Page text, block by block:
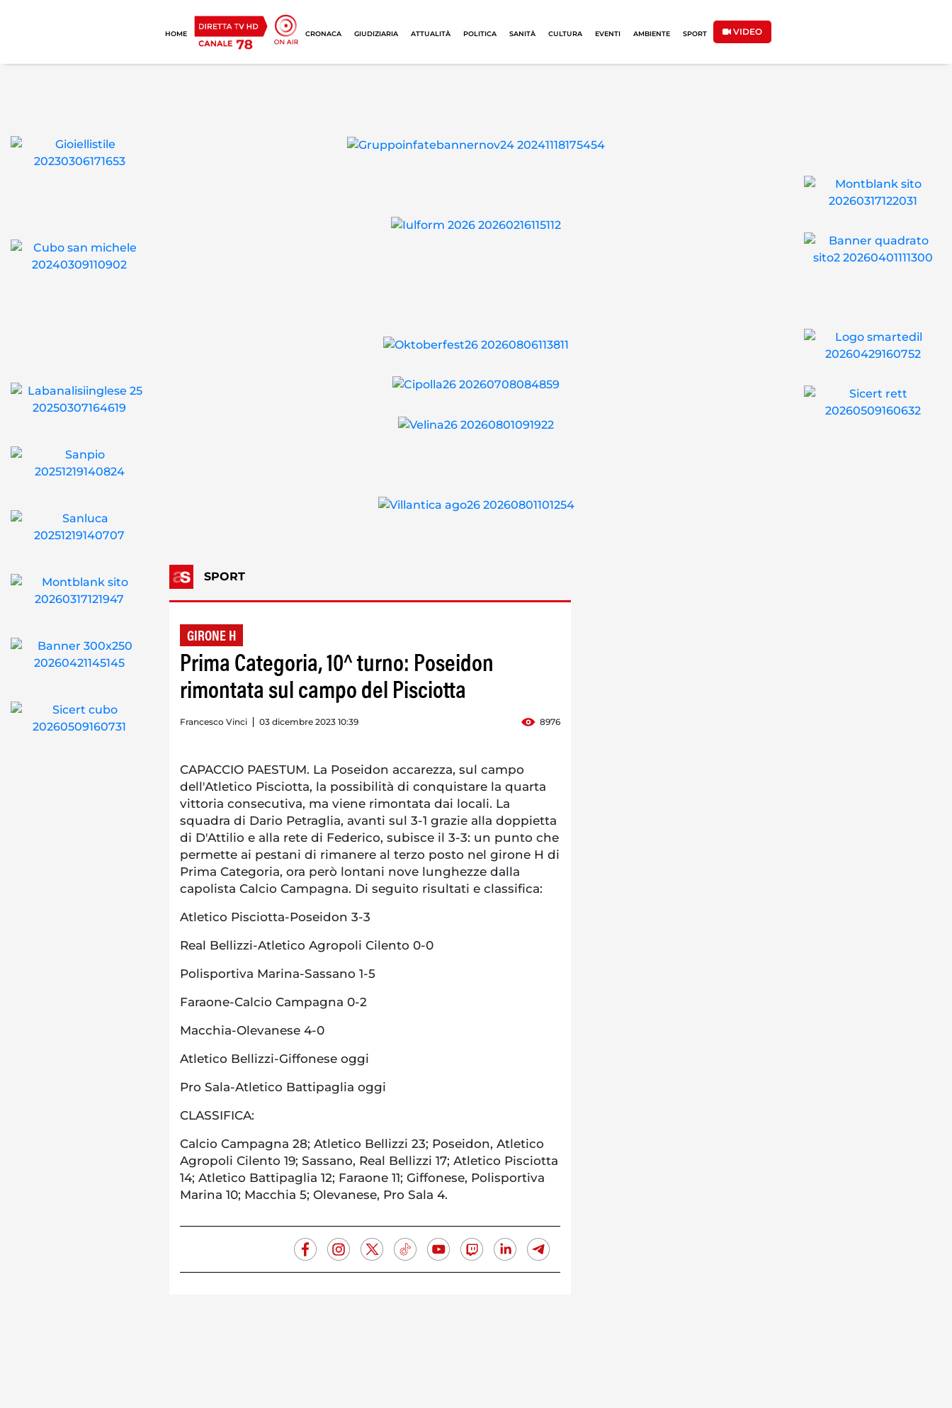
HOME CRONACA GIUDIZIARIA ATTUALITÀ POLITICA SANITÀ CULTURA EVENTI AMBIENTE SPORT VIDEO
SPORT
GIRONE H
Prima Categoria, 10^ turno: Poseidon
rimontata sul campo del Pisciotta
Francesco Vinci 03 dicembre 2023 10:39 8976
CAPACCIO PAESTUM. La Poseidon accarezza, sul campo
dell'Atletico Pisciotta, la possibilità di conquistare la quarta
vittoria consecutiva, ma viene rimontata dai locali. La
squadra di Dario Petraglia, avanti sul 3-1 grazie alla doppietta
di D'Attilio e alla rete di Federico, subisce il 3-3: un punto che
permette ai pestani di rimanere al terzo posto nel girone H di
Prima Categoria, ora però lontani nove lunghezze dalla
capolista Calcio Campagna. Di seguito risultati e classifica:
Atletico Pisciotta-Poseidon 3-3
Real Bellizzi-Atletico Agropoli Cilento 0-0
Polisportiva Marina-Sassano 1-5
Faraone-Calcio Campagna 0-2
Macchia-Olevanese 4-0
Atletico Bellizzi-Giffonese oggi
Pro Sala-Atletico Battipaglia oggi
CLASSIFICA:
Calcio Campagna 28; Atletico Bellizzi 23; Poseidon, Atletico
Agropoli Cilento 19; Sassano, Real Bellizzi 17; Atletico Pisciotta
14; Atletico Battipaglia 12; Faraone 11; Giffonese, Polisportiva
Marina 10; Macchia 5; Olevanese, Pro Sala 4.